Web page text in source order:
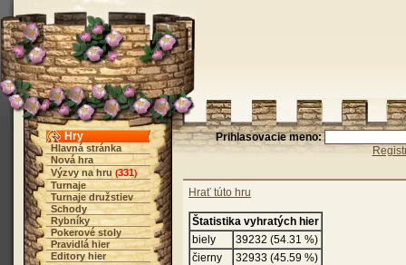
Hry
Hlavná stránka
Nová hra
Výzvy na hru (331)
Turnaje
Turnaje družstiev
Schody
Rybníky
Pokerové stoly
Pravidlá hier
Editory hier
Prihlasovacie meno:
Hrať túto hru
Štatistika vyhratých hier
biely
39232 (54.31 %)
čierny
32933 (45.59 %)